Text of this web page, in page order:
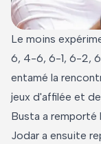
Le moins
6, 4-6, 6-1, 6-2,
entamé la
jeux d'affilée et
Busta a
Jodar a ensuite